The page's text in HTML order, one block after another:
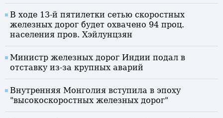
В ходе 13-й пятилетки сетью скоростных
железных дорог будет охвачено 94 проц.
населения пров. Хэйлунцзян
Министр железных дорог Индии подал в
отставку из-за крупных аварий
Внутренняя Монголия вступила в эпоху
"высокоскоростных железных дорог"